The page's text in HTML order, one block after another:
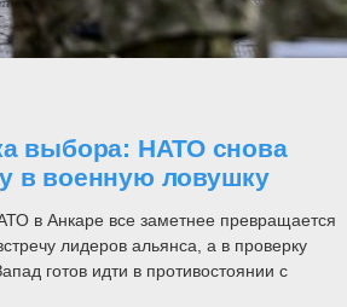
выбора: НАТО снова
в военную ловушку
в Анкаре все заметнее превращается
лидеров альянса, а в проверку
готов идти в противостоянии с